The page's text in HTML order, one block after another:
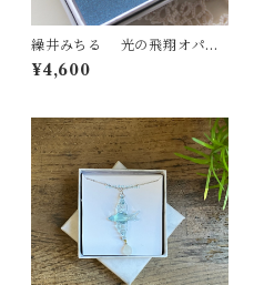
繰井みちる 光の飛翔オパー
ル プチネックレス
¥4,600